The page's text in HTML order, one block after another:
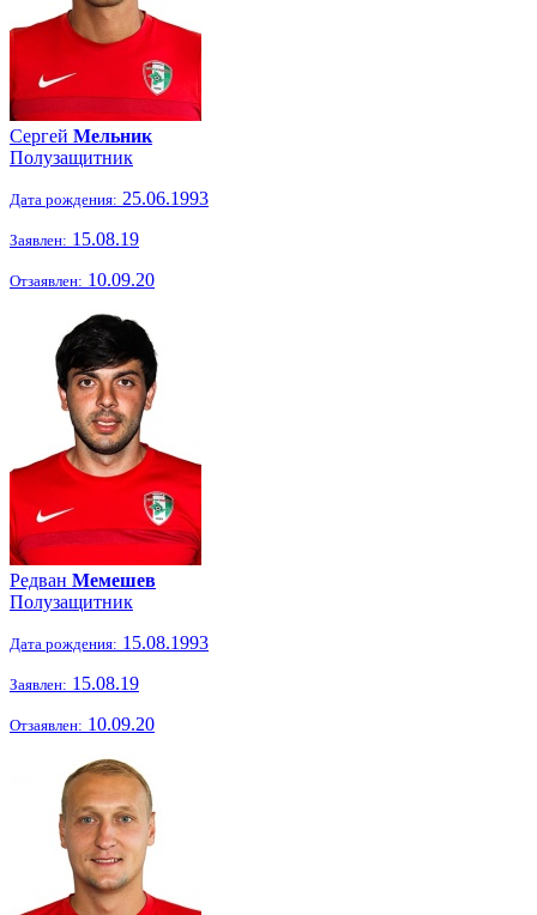
Сергей Мельник
Полузащитник
Дата рождения: 25.06.1993
Заявлен: 15.08.19
Отзаявлен: 10.09.20
Редван Мемешев
Полузащитник
Дата рождения: 15.08.1993
Заявлен: 15.08.19
Отзаявлен: 10.09.20